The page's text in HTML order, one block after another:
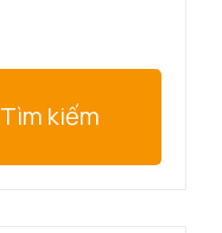
Tìm kiếm